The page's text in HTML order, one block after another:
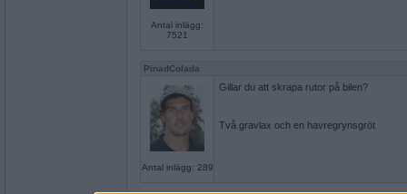
Antal inlägg:
7521
PinadColada
Antal inlägg: 289
Gillar du att skrapa rutor på bilen?
Två gravlax och en havregrynsgröt